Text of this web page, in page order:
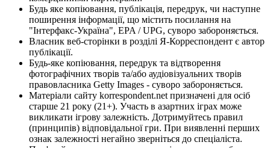
Будь яке копіювання, публікація, передрук, чи наступне
поширення інформації, що містить посилання на
"Інтерфакс-Україна", EPA / UPG, суворо забороняється.
Власник веб-сторінки в розділі Я-Корреспондент є автор
публікації.
Будь-яке копіювання, передрук та відтворення
фотографічних творів та/або аудіовізуальних творів
правовласника Getty Images - суворо забороняється.
Матеріали сайту korrespondent.net призначені для осіб
старше 21 року (21+). Участь в азартних іграх може
викликати ігрову залежність. Дотримуйтесь правил
(принципів) відповідальної гри. При виявленні перших
ознак залежності негайно зверніться до спеціаліста.